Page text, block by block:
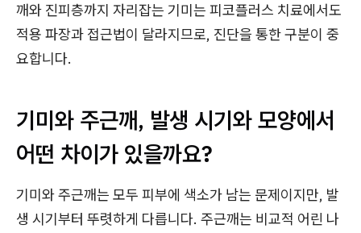
깨와 진피층까지 자리잡는 기미는 피코플러스 치료에서도
적용 파장과 접근법이 달라지므로, 진단을 통한 구분이 중
요합니다.
기미와 주근깨, 발생 시기와 모양에서
어떤 차이가 있을까요?
기미와 주근깨는 모두 피부에 색소가 남는 문제이지만, 발
생 시기부터 뚜렷하게 다릅니다. 주근깨는 비교적 어린 나